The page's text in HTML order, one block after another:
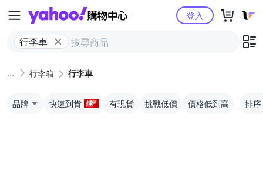
Yahoo購物中心
行李車
登入
行李箱 行李車
品牌 快速到貨 有現貨 挑戰低價 價格低到高 排序